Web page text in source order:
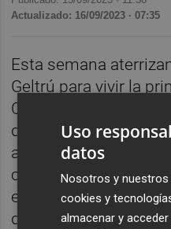
Actualizado: 16/09/2023 · 07:35
Esta semana
Geltrú para vivir la
Copa América. Los
desafiarán por la
año que viene en
competición con los
entrevistamos a
de la organización,
Uso
datos
Nosotros y
cookies y
almacenar y